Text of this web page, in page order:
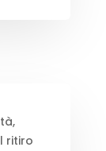
ritiro